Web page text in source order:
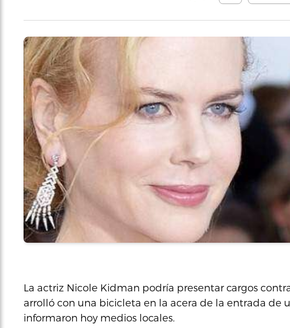
La actriz Nicole Kidman podría presentar cargos
arrolló con una bicicleta en la acera de la entrada de
informaron hoy medios locales.